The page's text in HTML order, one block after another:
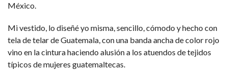
México.
Mi vestido, lo diseñé yo misma, sencillo, cómodo y hecho con
tela de telar de Guatemala, con una banda ancha de color rojo
vino en la cintura haciendo alusión a los atuendos de tejidos
típicos de mujeres guatemaltecas.